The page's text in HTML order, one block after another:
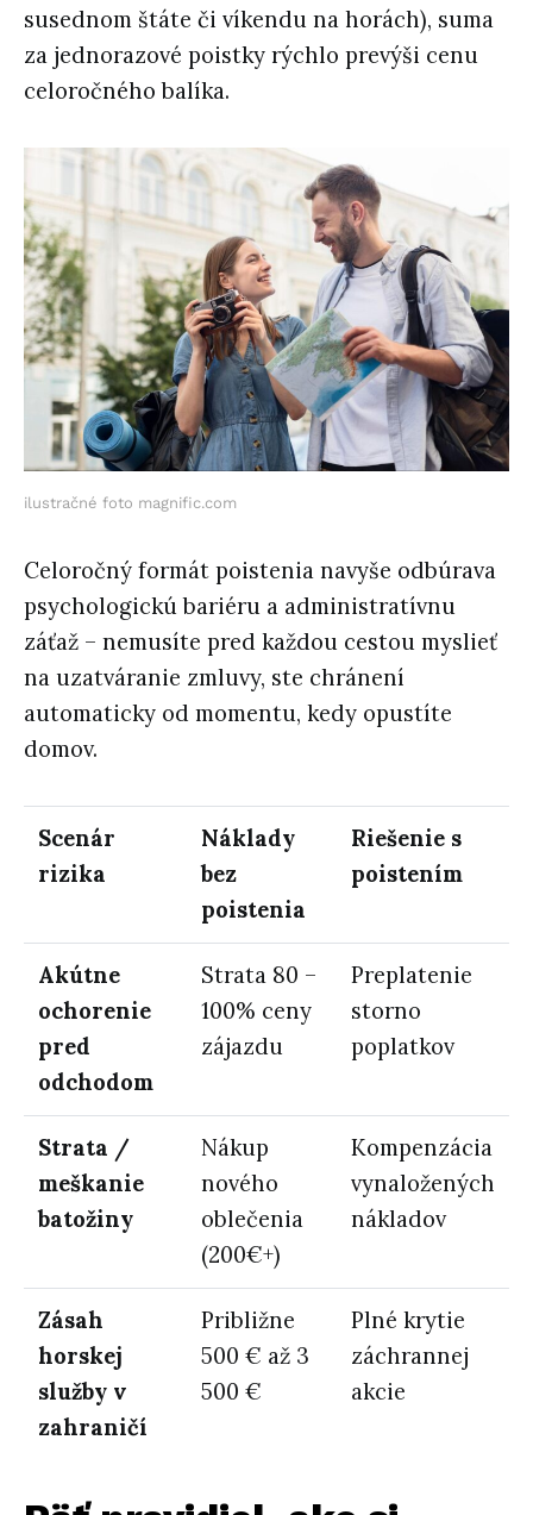
susednom štáte či víkendu na horách), suma
za jednorazové poistky rýchlo prevýši cenu
celoročného balíka.
ilustračné foto magnific.com
Celoročný formát poistenia navyše odbúrava
psychologickú bariéru a administratívnu
záťaž – nemusíte pred každou cestou myslieť
na uzatváranie zmluvy, ste chránení
automaticky od momentu, kedy opustíte
domov.
Scenár
rizika
Náklady
bez
poistenia
Riešenie s
poistením
Akútne
ochorenie
pred
odchodom
Strata 80 –
100% ceny
zájazdu
Preplatenie
storno
poplatkov
Strata /
meškanie
batožiny
Nákup
nového
oblečenia
(200€+)
Kompenzácia
vynaložených
nákladov
Zásah
horskej
služby v
zahraničí
Približne
500 € až 3
500 €
Plné krytie
záchrannej
akcie